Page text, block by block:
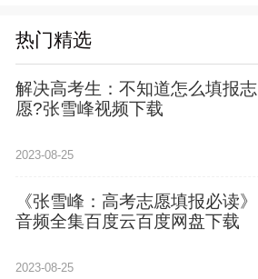
热门精选
解决高考生：不知道怎么填报志
愿?张雪峰视频下载
2023-08-25
《张雪峰：高考志愿填报必读》
音频全集百度云百度网盘下载
2023-08-25